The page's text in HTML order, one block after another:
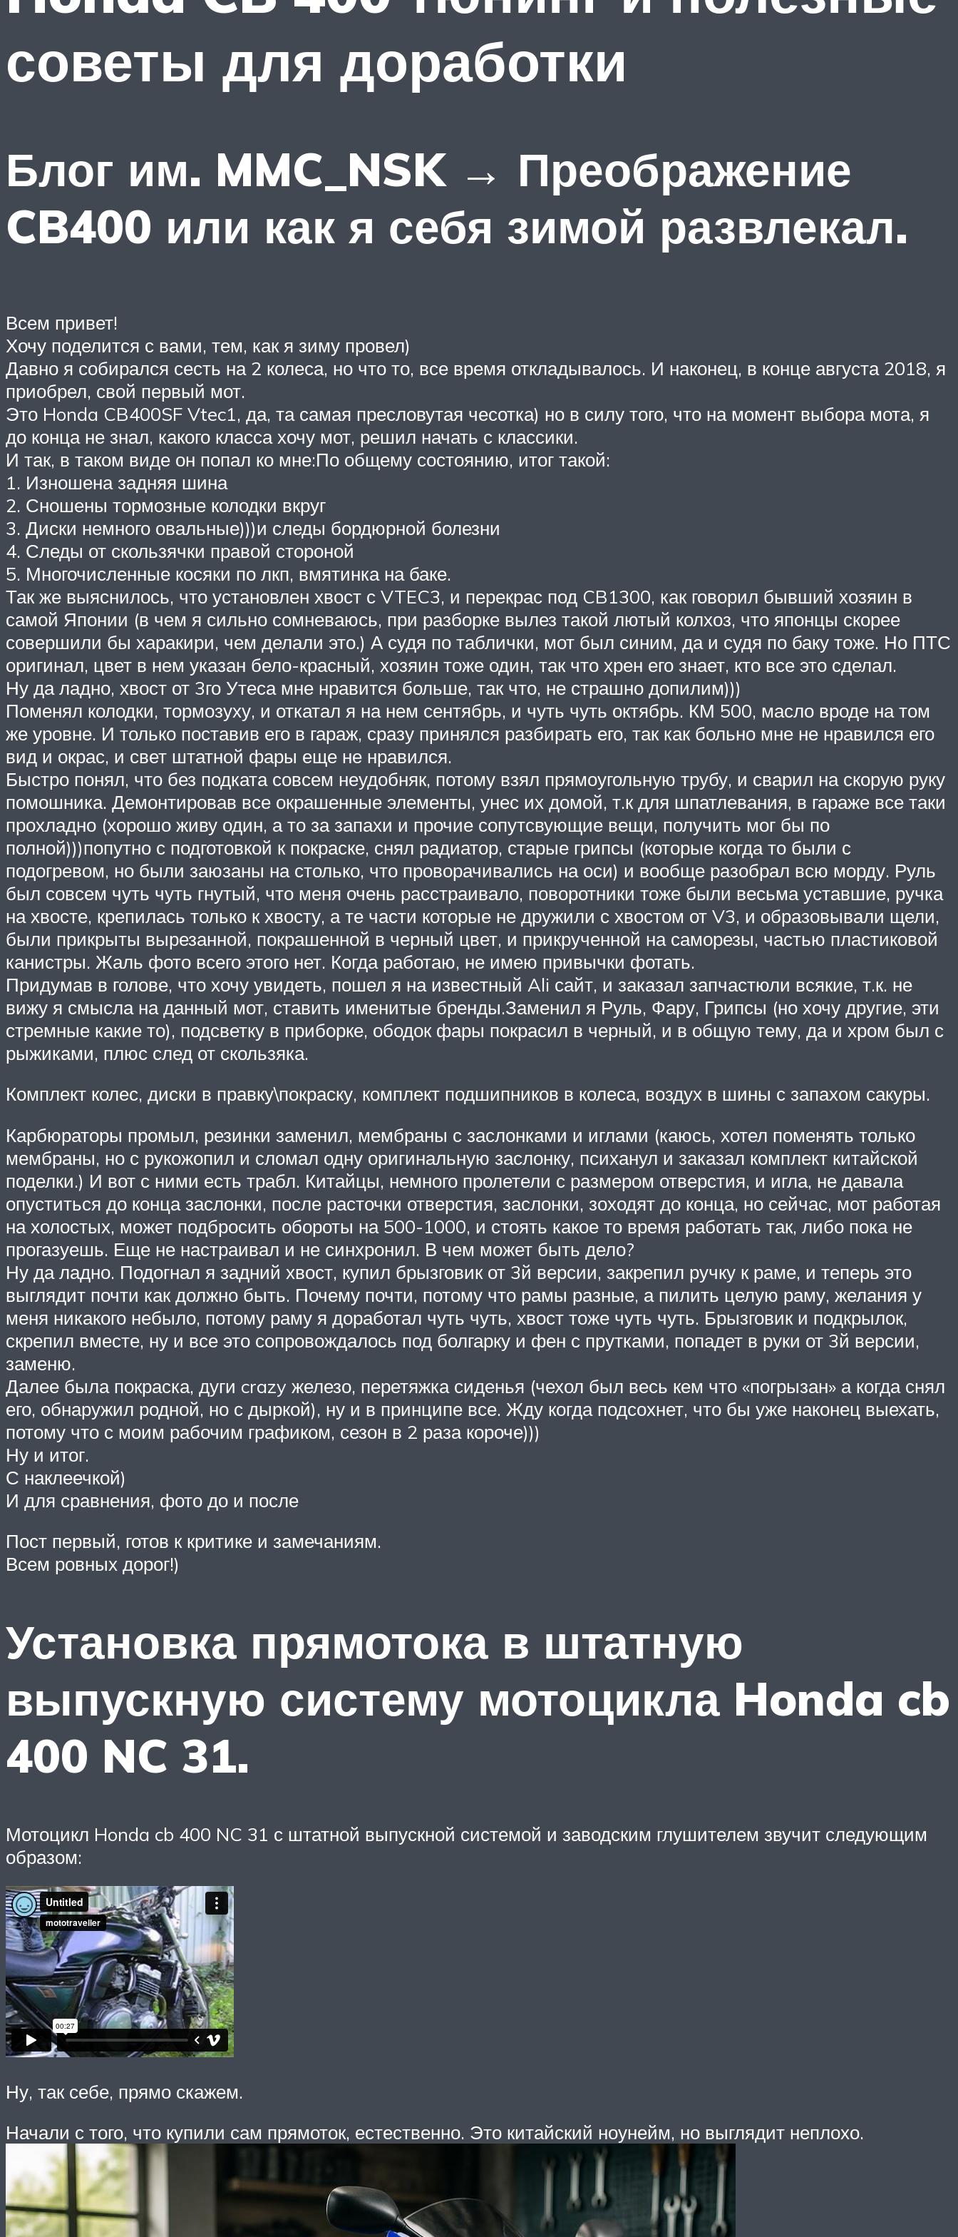
советы для доработки
Блог им. MMC_NSK → Преображение
CB400 или как я себя зимой развлекал.
Всем привет!
Хочу поделится с вами, тем, как я зиму провел)
Давно я собирался сесть на 2 колеса, но что то, все время откладывалось. И наконец, в конце августа 2018, я
приобрел, свой первый мот.
Это Honda CB400SF Vtec1, да, та самая пресловутая чесотка) но в силу того, что на момент выбора мота, я
до конца не знал, какого класса хочу мот, решил начать с классики.
И так, в таком виде он попал ко мне:По общему состоянию, итог такой:
1. Изношена задняя шина
2. Сношены тормозные колодки вкруг
3. Диски немного овальные)))и следы бордюрной болезни
4. Следы от скользячки правой стороной
5. Многочисленные косяки по лкп, вмятинка на баке.
Так же выяснилось, что установлен хвост с VTEC3, и перекрас под CB1300, как говорил бывший хозяин в
самой Японии (в чем я сильно сомневаюсь, при разборке вылез такой лютый колхоз, что японцы скорее
совершили бы харакири, чем делали это.) А судя по таблички, мот был синим, да и судя по баку тоже. Но ПТС
оригинал, цвет в нем указан бело-красный, хозяин тоже один, так что хрен его знает, кто все это сделал.
Ну да ладно, хвост от 3го Утеса мне нравится больше, так что, не страшно допилим)))
Поменял колодки, тормозуху, и откатал я на нем сентябрь, и чуть чуть октябрь. КМ 500, масло вроде на том
же уровне. И только поставив его в гараж, сразу принялся разбирать его, так как больно мне не нравился его
вид и окрас, и свет штатной фары еще не нравился.
Быстро понял, что без подката совсем неудобняк, потому взял прямоугольную трубу, и сварил на скорую руку
помошника. Демонтировав все окрашенные элементы, унес их домой, т.к для шпатлевания, в гараже все таки
прохладно (хорошо живу один, а то за запахи и прочие сопутсвующие вещи, получить мог бы по
полной)))попутно с подготовкой к покраске, снял радиатор, старые грипсы (которые когда то были с
подогревом, но были заюзаны на столько, что проворачивались на оси) и вообще разобрал всю морду. Руль
был совсем чуть чуть гнутый, что меня очень расстраивало, поворотники тоже были весьма уставшие, ручка
на хвосте, крепилась только к хвосту, а те части которые не дружили с хвостом от V3, и образовывали щели,
были прикрыты вырезанной, покрашенной в черный цвет, и прикрученной на саморезы, частью пластиковой
канистры. Жаль фото всего этого нет. Когда работаю, не имею привычки фотать.
Придумав в голове, что хочу увидеть, пошел я на известный Ali сайт, и заказал запчастюли всякие, т.к. не
вижу я смысла на данный мот, ставить именитые бренды.Заменил я Руль, Фару, Грипсы (но хочу другие, эти
стремные какие то), подсветку в приборке, ободок фары покрасил в черный, и в общую тему, да и хром был с
рыжиками, плюс след от скользяка.
Комплект колес, диски в правку\покраску, комплект подшипников в колеса, воздух в шины с запахом сакуры.
Карбюраторы промыл, резинки заменил, мембраны с заслонками и иглами (каюсь, хотел поменять только
мембраны, но с рукожопил и сломал одну оригинальную заслонку, психанул и заказал комплект китайской
поделки.) И вот с ними есть трабл. Китайцы, немного пролетели с размером отверстия, и игла, не давала
опуститься до конца заслонки, после расточки отверстия, заслонки, зоходят до конца, но сейчас, мот работая
на холостых, может подбросить обороты на 500-1000, и стоять какое то время работать так, либо пока не
прогазуешь. Еще не настраивал и не синхронил. В чем может быть дело?
Ну да ладно. Подогнал я задний хвост, купил брызговик от 3й версии, закрепил ручку к раме, и теперь это
выглядит почти как должно быть. Почему почти, потому что рамы разные, а пилить целую раму, желания у
меня никакого небыло, потому раму я доработал чуть чуть, хвост тоже чуть чуть. Брызговик и подкрылок,
скрепил вместе, ну и все это сопровождалось под болгарку и фен с прутками, попадет в руки от 3й версии,
заменю.
Далее была покраска, дуги crazy железо, перетяжка сиденья (чехол был весь кем что «погрызан» а когда снял
его, обнаружил родной, но с дыркой), ну и в принципе все. Жду когда подсохнет, что бы уже наконец выехать,
потому что с моим рабочим графиком, сезон в 2 раза короче)))
Ну и итог.
С наклеечкой)
И для сравнения, фото до и после
Пост первый, готов к критике и замечаниям.
Всем ровных дорог!)
Установка прямотока в штатную
выпускную систему мотоцикла Honda cb
400 NC 31.
Мотоцикл Honda cb 400 NC 31 с штатной выпускной системой и заводским глушителем звучит следующим
образом:
Ну, так себе, прямо скажем.
Начали с того, что купили сам прямоток, естественно. Это китайский ноунейм, но выглядит неплохо.